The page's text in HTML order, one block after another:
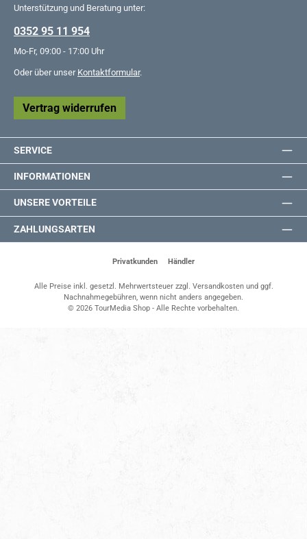
Unterstützung und Beratung unter:
0352 95 11 954
Mo-Fr, 09:00 - 17:00 Uhr
Oder über unser Kontaktformular.
Vertrag widerrufen
SERVICE
INFORMATIONEN
UNSERE VORTEILE
ZAHLUNGSARTEN
Privatkunden Händler
Alle Preise inkl. gesetzl. Mehrwertsteuer zzgl. Versandkostenund ggf.
Nachnahmegebühren, wenn nicht anders angegeben.
© 2026 TourMedia Shop - Alle Rechte vorbehalten.